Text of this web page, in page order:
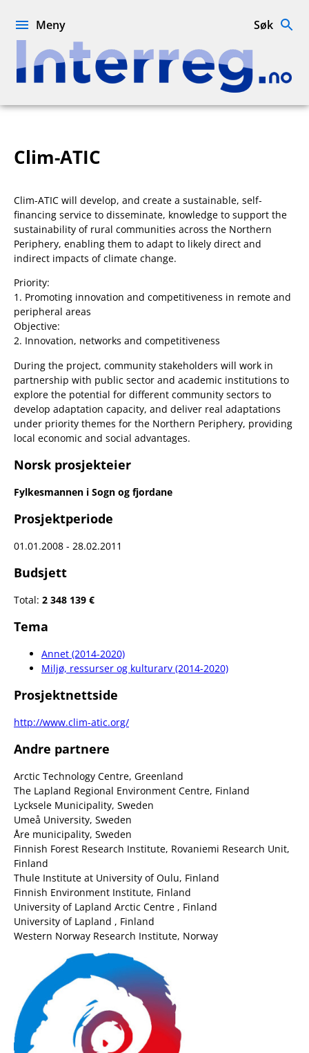
Interreg.no
Meny Søk
Clim-ATIC
Clim-ATIC will develop, and create a sustainable, self-
financing service to disseminate, knowledge to support the
sustainability of rural communities across the Northern
Periphery, enabling them to adapt to likely direct and
indirect impacts of climate change.
Priority:
1. Promoting innovation and competitiveness in remote and
peripheral areas
Objective:
2. Innovation, networks and competitiveness
During the project, community stakeholders will work in
partnership with public sector and academic institutions to
explore the potential for different community sectors to
develop adaptation capacity, and deliver real adaptations
under priority themes for the Northern Periphery, providing
local economic and social advantages.
Norsk prosjekteier
Fylkesmannen i Sogn og fjordane
Prosjektperiode
01.01.2008 - 28.02.2011
Budsjett
Total: 2 348 139 €
Tema
Annet (2014-2020)
Miljø, ressurser og kulturarv (2014-2020)
Prosjektnettside
http://www.clim-atic.org/
Andre partnere
Arctic Technology Centre, Greenland
The Lapland Regional Environment Centre, Finland
Lycksele Municipality, Sweden
Umeå University, Sweden
Åre municipality, Sweden
Finnish Forest Research Institute, Rovaniemi Research Unit,
Finland
Thule Institute at University of Oulu, Finland
Finnish Environment Institute, Finland
University of Lapland Arctic Centre , Finland
University of Lapland , Finland
Western Norway Research Institute, Norway